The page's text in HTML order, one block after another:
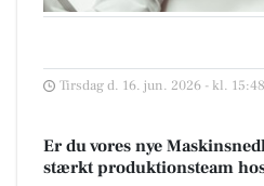
Tirsdag d. 16. jun. 2026 - kl. 15:48
Er du vores nye
stærkt produktionsteam